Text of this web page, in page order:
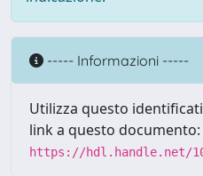
----- Informazioni -----
Utilizza questo
link a questo documento:
https://hdl.handle.net/